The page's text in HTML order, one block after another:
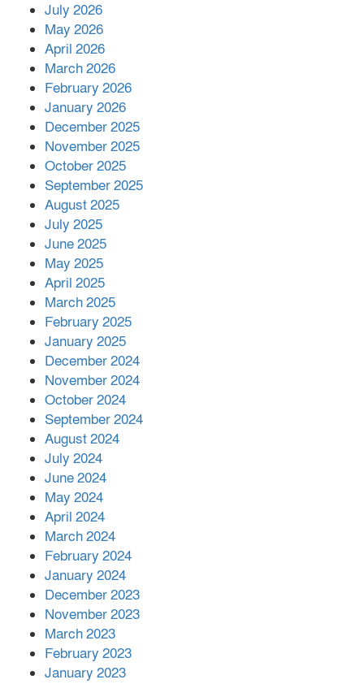
পর ফোন তারেক রহমানের,গ্যাস সঙ্কট
সহায়তা দিলেন সাচিং প্রু জেরী
July 2026
May 2026
April 2026
March 2026
February 2026
January 2026
December 2025
November 2025
October 2025
September 2025
August 2025
July 2025
June 2025
May 2025
April 2025
March 2025
February 2025
January 2025
December 2024
November 2024
October 2024
September 2024
August 2024
July 2024
June 2024
May 2024
April 2024
March 2024
February 2024
January 2024
December 2023
November 2023
March 2023
February 2023
January 2023